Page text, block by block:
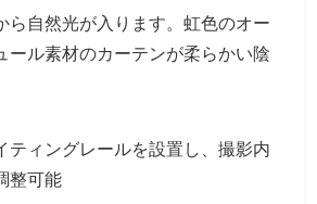
ら自然光が入ります。虹色のオー
ール素材のカーテンが柔らかい陰
ティングレールを設置し、撮影内
整可能